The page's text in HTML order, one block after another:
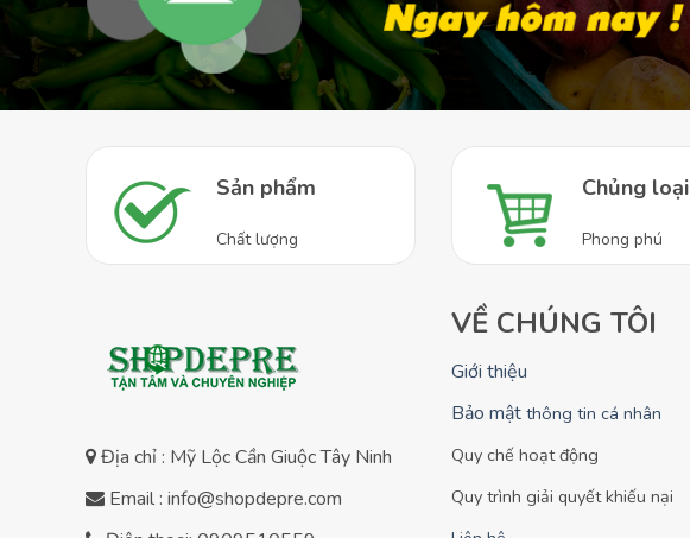
Sản phẩm
Chất lượng
Chủng loại
Phong phú
Địa chỉ : Mỹ Lộc Cần Giuộc Tây Ninh
Email : info@shopdepre.com
VỀ CHÚNG TÔI
Giới thiệu
Bảo mật thông tin cá nhân
Quy chế hoạt động
Quy trình giải quyết khiếu nại